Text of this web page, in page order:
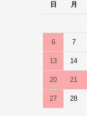
日
月
6 7
13 14
20 21
27 28